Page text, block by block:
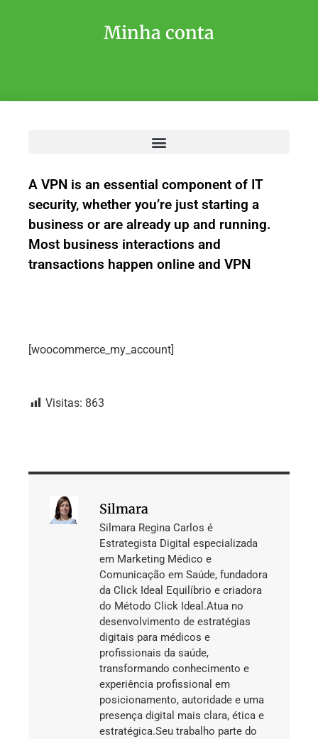
Minha conta
A VPN is an essential component of IT
security, whether you’re just starting a
business or are already up and running.
Most business interactions and
transactions happen online and VPN
[woocommerce_my_account]
Visitas: 863
Silmara
Silmara Regina Carlos é
Estrategista Digital especializada
em Marketing Médico e
Comunicação em Saúde, fundadora
da Click Ideal Equilíbrio e criadora
do Método Click Ideal.Atua no
desenvolvimento de estratégias
digitais para médicos e
profissionais da saúde,
transformando conhecimento e
experiência profissional em
posicionamento, autoridade e uma
presença digital mais clara, ética e
estratégica.Seu trabalho parte do